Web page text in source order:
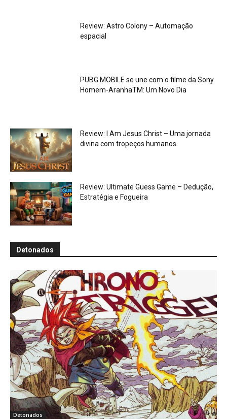
Review: Astro Colony – Automação
espacial
PUBG MOBILE se une com o filme da Sony
Homem-AranhaTM: Um Novo Dia
Review: I Am Jesus Christ – Uma jornada
divina com tropeços humanos
Review: Ultimate Guess Game – Dedução,
Estratégia e Fogueira
Detonados
Detonados